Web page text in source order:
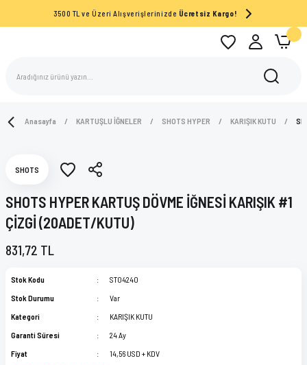
3500 TL ve Üzeri Alışverişlerinizde Ücretsiz Kargo!
Anasayfa KARTUŞLU İĞNELER SHOTS HYPER KARIŞIK KUTU
SHOTS
SHOTS HYPER KARTUŞ DÖVME İĞNESİ KARIŞIK #1
ÇİZGİ (20ADET/KUTU)
831,72 TL
Stok Kodu
ST04240
Stok Durumu
Var
Kategori
KARIŞIK KUTU
Garanti Süresi
24 Ay
Fiyat
14,56 USD + KDV